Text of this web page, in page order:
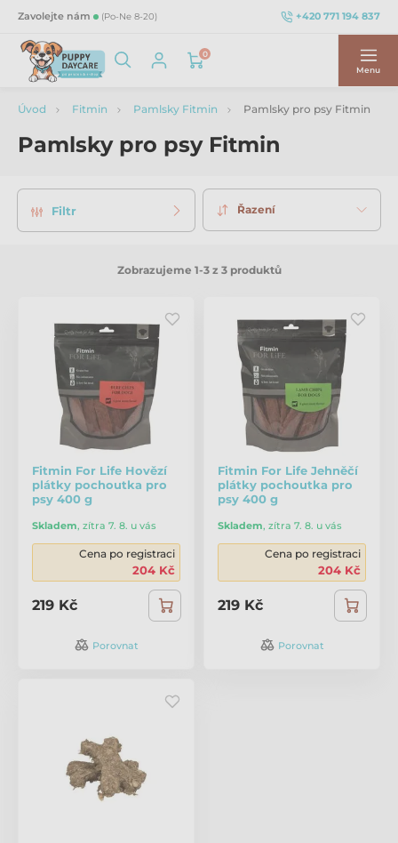
Zavolejte nám (Po-Ne 8-20) +420 771 194 837
0
Menu
Úvod Fitmin Pamlsky Fitmin Pamlsky pro psy Fitmin
Pamlsky pro psy Fitmin
Filtr Řazení
Zobrazujeme 1-3 z 3 produktů
Fitmin For Life Hovězí
plátky pochoutka pro
psy 400 g
Skladem, zítra 7. 8. u vás
Cena po registraci
204 Kč
219 Kč
Porovnat
Fitmin For Life Jehněčí
plátky pochoutka pro
psy 400 g
Skladem, zítra 7. 8. u vás
Cena po registraci
204 Kč
219 Kč
Porovnat